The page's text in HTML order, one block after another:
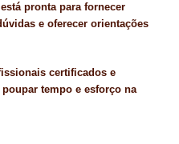
pronta para fornecer
e oferecer orientações
certificados e
tempo e esforço na